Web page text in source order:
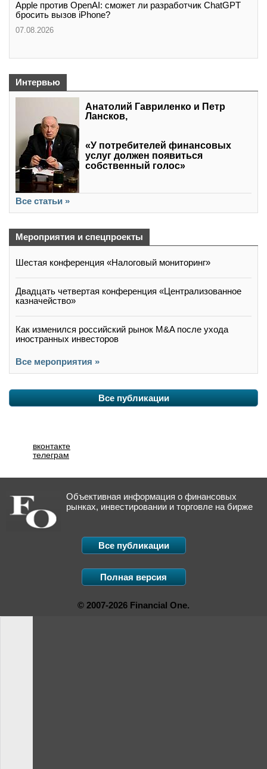
Apple против OpenAI: сможет ли разработчик ChatGPT
бросить вызов iPhone?
07.08.2026
Интервью
Анатолий Гавриленко и Петр
Лансков,
«У потребителей финансовых
услуг должен появиться
собственный голос»
Все статьи »
Мероприятия и спецпроекты
Шестая конференция «Налоговый мониторинг»
Двадцать четвертая конференция «Централизованное
казначейство»
Как изменился российский рынок M&A после ухода
иностранных инвесторов
Все мероприятия »
Все публикации
вконтакте
телеграм
Объективная информация о финансовых
рынках, инвестировании и торговле на бирже
Все публикации
Полная версия
© 2007-2026 Financial One.